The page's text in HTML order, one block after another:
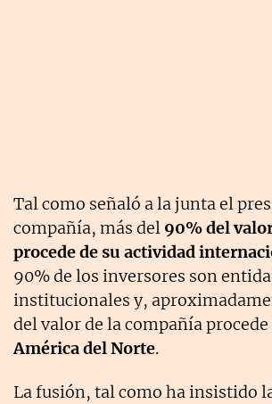
Tal como señaló a la junta el
compañía, más del 90% del
procede de su actividad
90% de los inversores son
institucionales y,
del valor de la compañía procede
América del Norte.
La fusión, tal como ha insistido